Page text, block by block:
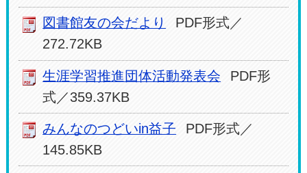
図書館友の会だより
PDF形式／
272.72KB
生涯学習推進団体活動発表会
PDF形
式／359.37KB
みんなのつどいin益子
PDF形式／
145.85KB